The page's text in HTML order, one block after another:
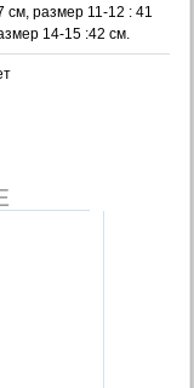
см, размер 11-12 : 41
14-15 :42 см.